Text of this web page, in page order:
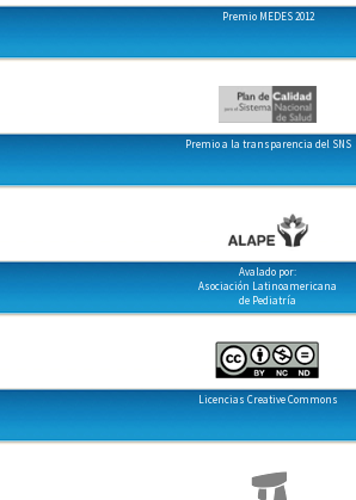
Premio MEDES 2012
Premio a la transparencia del SNS
Avalado por:
Asociación Latinoamericana
de Pediatría
Licencias Creative Commons